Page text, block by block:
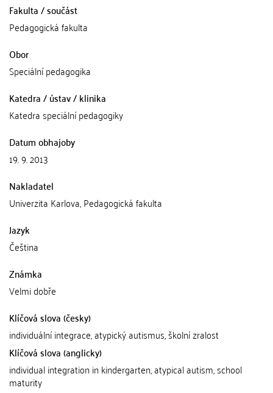
Fakulta / součást
Pedagogická fakulta
Obor
Speciální pedagogika
Katedra / ústav / klinika
Katedra speciální pedagogiky
Datum obhajoby
19. 9. 2013
Nakladatel
Univerzita Karlova, Pedagogická fakulta
Jazyk
Čeština
Známka
Velmi dobře
Klíčová slova (česky)
individuální integrace, atypický autismus, školní zralost
Klíčová slova (anglicky)
individual integration in kindergarten, atypical autism, school
maturity